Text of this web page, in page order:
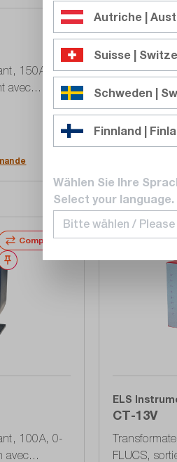
150A, 0-
avec
ELS
CT-150V-C
FLUCS,
connexion
Sur
Comparer
Noter
100A, 0-
avec
ELS
CT-13V
FLUCS,
Autriche |
Suisse |
Schweden |
Finnland |
Wählen Sie Ihre
Select your language.